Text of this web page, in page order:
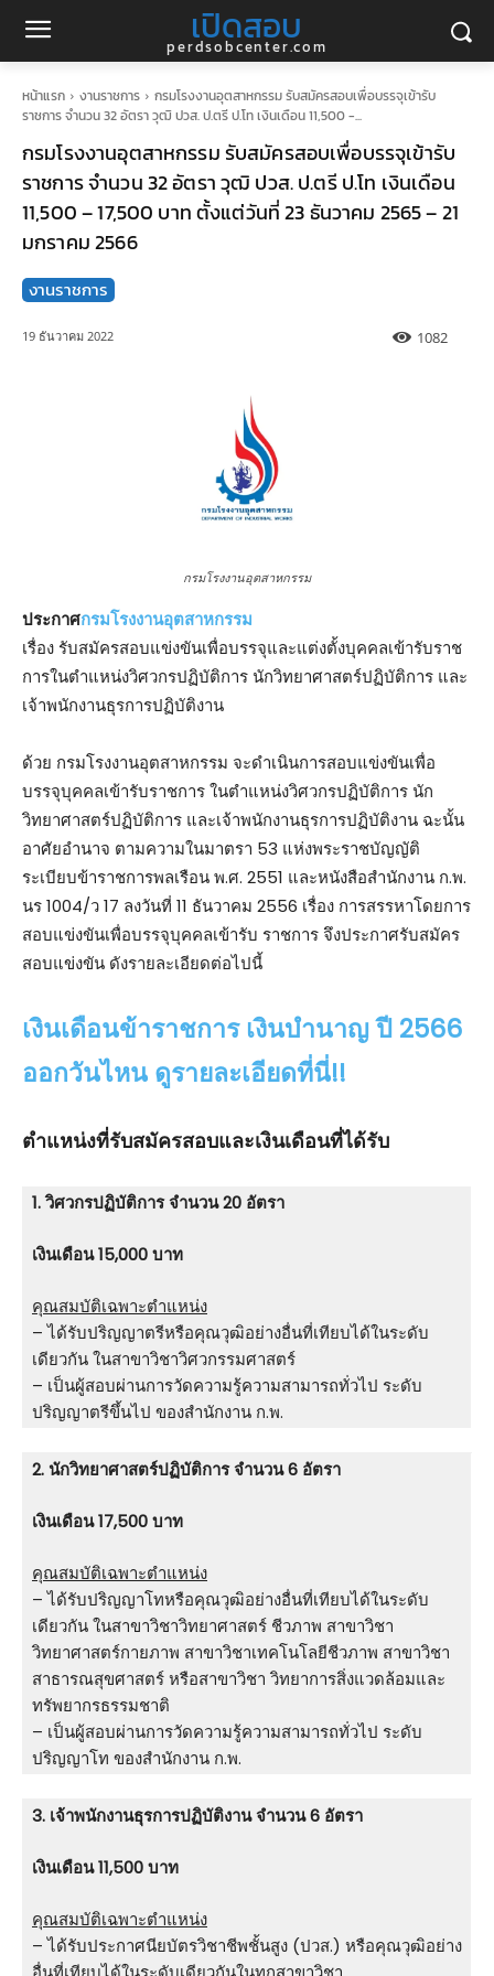
เปิดสอบ
perdsobcenter.com
หน้าแรก งานราชการ
กรมโรงงานอุตสาหกรรม รับสมัครสอบเพื่อบรรจุเข้ารับ
ราชการ จำนวน 32 อัตรา วุฒิ ปวส. ป.ตรี ป.โท เงินเดือน 11,500 -...
กรมโรงงานอุตสาหกรรม รับสมัครสอบเพื่อบรรจุเข้ารับ
ราชการ จำนวน 32 อัตรา วุฒิ ปวส. ป.ตรี ป.โท เงินเดือน
11,500 – 17,500 บาท ตั้งแต่วันที่ 23 ธันวาคม 2565 – 21
มกราคม 2566
งานราชการ
19 ธันวาคม 2022 1082
กรมโรงงานอุตสาหกรรม
ประกาศกรมโรงงานอุตสาหกรรม
เรื่อง รับสมัครสอบแข่งขันเพื่อบรรจุและแต่งตั้งบุคคลเข้ารับราช
การในตําแหน่งวิศวกรปฏิบัติการ นักวิทยาศาสตร์ปฏิบัติการ และ
เจ้าพนักงานธุรการปฏิบัติงาน
ด้วย กรมโรงงานอุตสาหกรรม จะดําเนินการสอบแข่งขันเพื่อ
บรรจุบุคคลเข้ารับราชการ ในตําแหน่งวิศวกรปฏิบัติการ นัก
วิทยาศาสตร์ปฏิบัติการ และเจ้าพนักงานธุรการปฏิบัติงาน ฉะนั้น
อาศัยอํานาจ ตามความในมาตรา 53 แห่งพระราชบัญญัติ
ระเบียบข้าราชการพลเรือน พ.ศ. 2551 และหนังสือสํานักงาน ก.พ.
นร 1004/ว 17 ลงวันที่ 11 ธันวาคม 2556 เรื่อง การสรรหาโดยการ
สอบแข่งขันเพื่อบรรจุบุคคลเข้ารับ ราชการ จึงประกาศรับสมัคร
สอบแข่งขัน ดังรายละเอียดต่อไปนี้
เงินเดือนข้าราชการ เงินบำนาญ ปี 2566
ออกวันไหน ดูรายละเอียดที่นี่!!
ตำแหน่งที่รับสมัครสอบและเงินเดือนที่ได้รับ
1. วิศวกรปฏิบัติการ จำนวน 20 อัตรา
เงินเดือน 15,000 บาท
คุณสมบัติเฉพาะตำแหน่ง
– ได้รับปริญญาตรีหรือคุณวุฒิอย่างอื่นที่เทียบได้ในระดับ
เดียวกัน ในสาขาวิชาวิศวกรรมศาสตร์
– เป็นผู้สอบผ่านการวัดความรู้ความสามารถทั่วไป ระดับ
ปริญญาตรีขึ้นไป ของสํานักงาน ก.พ.
2. นักวิทยาศาสตร์ปฏิบัติการ จำนวน 6 อัตรา
เงินเดือน 17,500 บาท
คุณสมบัติเฉพาะตำแหน่ง
– ได้รับปริญญาโทหรือคุณวุฒิอย่างอื่นที่เทียบได้ในระดับ
เดียวกัน ในสาขาวิชาวิทยาศาสตร์ ชีวภาพ สาขาวิชา
วิทยาศาสตร์กายภาพ สาขาวิชาเทคโนโลยีชีวภาพ สาขาวิชา
สาธารณสุขศาสตร์ หรือสาขาวิชา วิทยาการสิ่งแวดล้อมและ
ทรัพยากรธรรมชาติ
– เป็นผู้สอบผ่านการวัดความรู้ความสามารถทั่วไป ระดับ
ปริญญาโท ของสํานักงาน ก.พ.
3. เจ้าพนักงานธุรการปฏิบัติงาน จำนวน 6 อัตรา
เงินเดือน 11,500 บาท
คุณสมบัติเฉพาะตำแหน่ง
– ได้รับประกาศนียบัตรวิชาชีพชั้นสูง (ปวส.) หรือคุณวุฒิอย่าง